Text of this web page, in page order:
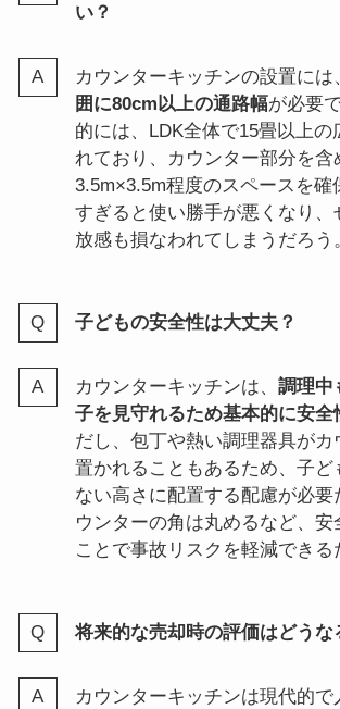
い？
カウンターキッチンの設置には
囲に80cm以上の通路幅が必要
的には、LDK全体で15畳以上の
れており、カウンター部分を含
3.5m×3.5m程度のスペースを確
すぎると使い勝手が悪くなり、
放感も損なわれてしまうだろう
子どもの安全性は大丈夫？
カウンターキッチンは、 調理中
子を見守れるため基本的に安全
だし、包丁や熱い調理器具がカ
置かれることもあるため、子ど
ない高さに配置する配慮が必要
ウンターの角は丸めるなど、安
ことで事故リスクを軽減できる
将来的な売却時の評価はどうな
カウンターキッチンは現代的で